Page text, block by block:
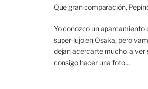
Que gran comparación,
Yo conozco un aparcamiento
super-lujo en Osaka, pero
dejan acercarte mucho, a ver
consigo hacer una foto…